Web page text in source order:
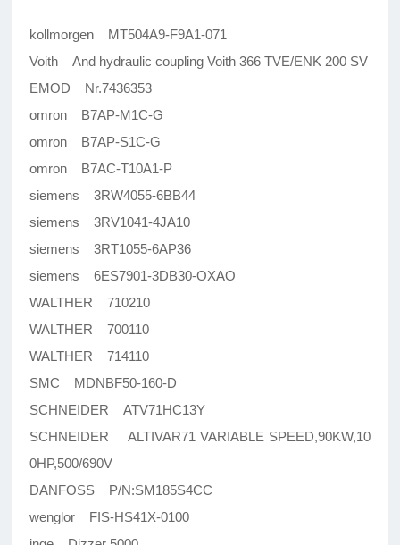
kollmorgen MT504A9-F9A1-071
Voith And hydraulic coupling Voith 366 TVE/ENK 200 SV
EMOD Nr.7436353
omron B7AP-M1C-G
omron B7AP-S1C-G
omron B7AC-T10A1-P
siemens 3RW4055-6BB44
siemens 3RV1041-4JA10
siemens 3RT1055-6AP36
siemens 6ES7901-3DB30-OXAO
WALTHER 710210
WALTHER 700110
WALTHER 714110
SMC MDNBF50-160-D
SCHNEIDER ATV71HC13Y
SCHNEIDER ALTIVAR71 VARIABLE SPEED,90KW,10
0HP,500/690V
DANFOSS P/N:SM185S4CC
wenglor FIS-HS41X-0100